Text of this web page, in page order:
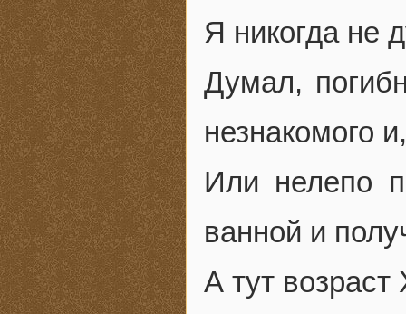
Я никогда не
Думал,
незнакомого
Или нелепо
ванной и
А тут возраст